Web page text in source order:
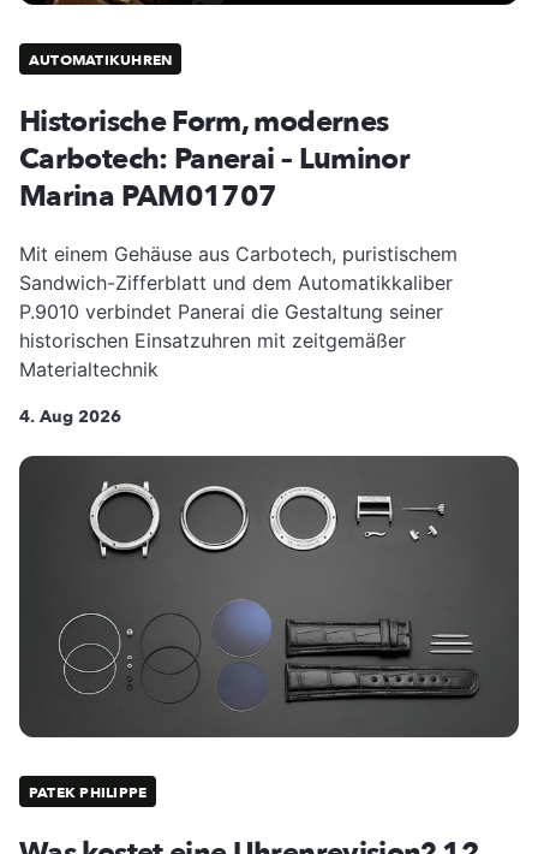
AUTOMATIKUHREN
Historische Form, modernes
Carbotech: Panerai – Luminor
Marina PAM01707
Mit einem Gehäuse aus Carbotech, puristischem
Sandwich-Zifferblatt und dem Automatikkaliber
P.9010 verbindet Panerai die Gestaltung seiner
historischen Einsatzuhren mit zeitgemäßer
Materialtechnik
4. Aug 2026
PATEK PHILIPPE